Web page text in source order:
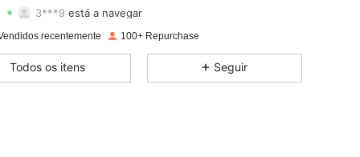
3***9 está a navegar
4,72 Avaliação 257Itens
4,72 257 59
recentemente 100+ Repurchase
Todos os itens Seguir